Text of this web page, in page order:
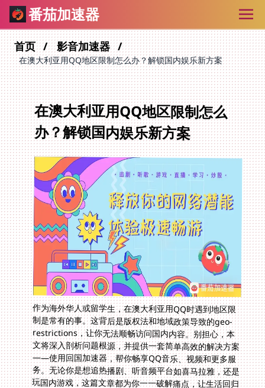
番茄加速器
首页 影音加速器
在澳大利亚用QQ地区限制怎么办？解锁国内娱乐新方案
在澳大利亚用QQ地区限制怎么
办？解锁国内娱乐新方案
作为海外华人或留学生，在澳大利亚用QQ时遇到地区限
制是常有的事。这背后是版权法和地域政策导致的geo-
restrictions，让你无法顺畅访问国内内容。别担心，本
文将深入剖析问题根源，并提供一套简单高效的解决方案
——使用回国加速器，帮你畅享QQ音乐、视频和更多服
务。无论你是想追热播剧、听音频平台如喜马拉雅，还是
玩国内游戏，这篇文章都为你一一破解痛点，让生活回归